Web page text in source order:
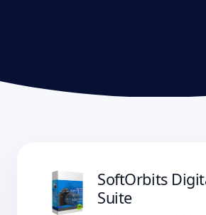
SoftOrbits
Suite